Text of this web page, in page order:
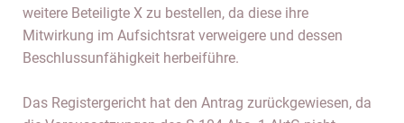
weitere Beteiligte X zu bestellen, da diese ihre
Mitwirkung im Aufsichtsrat verweigere und dessen
Beschlussunfähigkeit herbeiführe.
Das Registergericht hat den Antrag zurückgewiesen, da